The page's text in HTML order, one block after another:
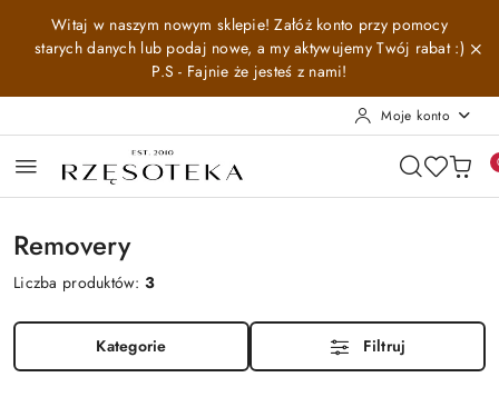
Przejdź do treści głównej
Przejdź do wyszukiwarki
Przejdź do moje konto
Przejdź do menu głównego
Przejdź do stopki
Witaj w naszym nowym sklepie! Załóż konto przy pomocy
starych danych lub podaj nowe, a my aktywujemy Twój rabat :)
P.S - Fajnie że jesteś z nami!
Moje konto
Removery
Liczba produktów:3
Kategorie Filtruj